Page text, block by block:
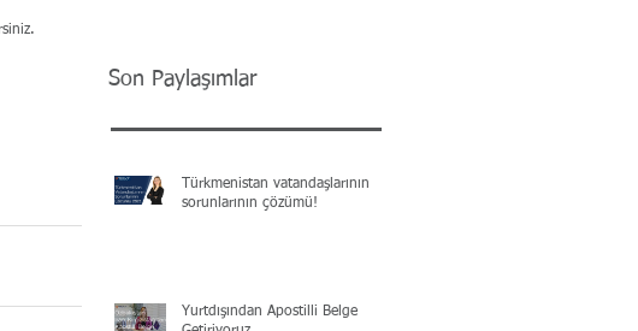
Son Paylaşımlar
Türkmenistan vatandaşlarının
sorunlarının çözümü!
Yurtdışından Apostilli Belge